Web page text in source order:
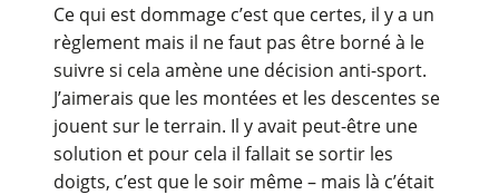
Ce qui est dommage c’est que certes, il y a un
règlement mais il ne faut pas être borné à le
suivre si cela amène une décision anti-sport.
J’aimerais que les montées et les descentes se
jouent sur le terrain. Il y avait peut-être une
solution et pour cela il fallait se sortir les
doigts, c’est que le soir même – mais là c’était